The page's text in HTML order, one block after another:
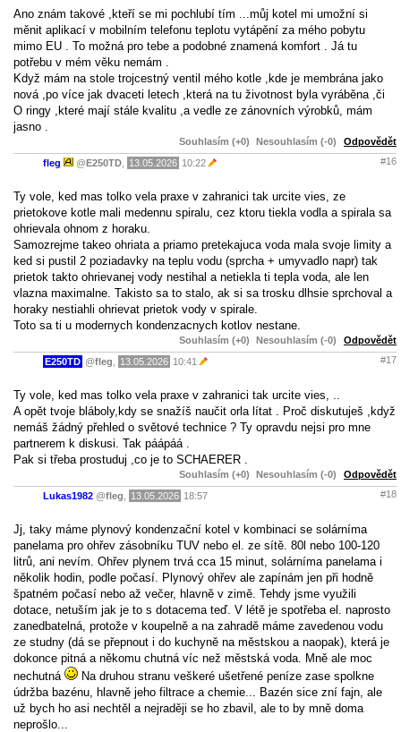
Ano znám takové ,kteří se mi pochlubí tím ...můj kotel mi umožní si
měnit aplikací v mobilním telefonu teplotu vytápění za mého pobytu
mimo EU . To možná pro tebe a podobné znamená komfort . Já tu
potřebu v mém věku nemám .
Když mám na stole trojcestný ventil mého kotle ,kde je membrána jako
nová ,po více jak dvaceti letech ,která na tu životnost byla vyráběna ,či
O ringy ,které mají stále kvalitu ,a vedle ze zánovních výrobků, mám
jasno .
Souhlasím (+0) Nesouhlasím (-0) Odpovědět
fleg @ E250TD 13.05.2026 10:22 #16
Ty vole, ked mas tolko vela praxe v zahranici tak urcite vies, ze
prietokove kotle mali medennu spiralu, cez ktoru tiekla vodla a spirala sa
ohrievala ohnom z horaku.
Samozrejme takeo ohriata a priamo pretekajuca voda mala svoje limity a
ked si pustil 2 poziadavky na teplu vodu (sprcha + umyvadlo napr) tak
prietok takto ohrievanej vody nestihal a netiekla ti tepla voda, ale len
vlazna maximalne. Takisto sa to stalo, ak si sa trosku dlhsie sprchoval a
horaky nestiahli ohrievat prietok vody v spirale.
Toto sa ti u modernych kondenzacnych kotlov nestane.
Souhlasím (+0) Nesouhlasím (-0) Odpovědět
E250TD @fleg 13.05.2026 10:41 #17
Ty vole, ked mas tolko vela praxe v zahranici tak urcite vies, ..
A opět tvoje bláboly,kdy se snažíš naučit orla lítat . Proč diskutuješ ,když
nemáš žádný přehled o světové technice ? Ty opravdu nejsi pro mne
partnerem k diskusi. Tak páápáá .
Pak si třeba prostuduj ,co je to SCHAERER .
Souhlasím (+0) Nesouhlasím (-0) Odpovědět
Lukas1982 @fleg 13.05.2026 18:57 #18
Jj, taky máme plynový kondenzační kotel v kombinaci se solárníma
panelama pro ohřev zásobníku TUV nebo el. ze sítě. 80l nebo 100-120
litrů, ani nevím. Ohřev plynem trvá cca 15 minut, solárníma panelama i
několik hodin, podle počasí. Plynový ohřev ale zapínám jen při hodně
špatném počasí nebo až večer, hlavně v zimě. Tehdy jsme využili
dotace, netuším jak je to s dotacema teď. V létě je spotřeba el. naprosto
zanedbatelná, protože v koupelně a na zahradě máme zavedenou vodu
ze studny (dá se přepnout i do kuchyně na městskou a naopak), která je
dokonce pitná a někomu chutná víc než městská voda. Mně ale moc
nechutná
Na druhou stranu veškeré ušetřené peníze zase spolkne
údržba bazénu, hlavně jeho filtrace a chemie... Bazén sice zní fajn, ale
už bych ho asi nechtěl a nejraději se ho zbavil, ale to by mně doma
neprošlo...